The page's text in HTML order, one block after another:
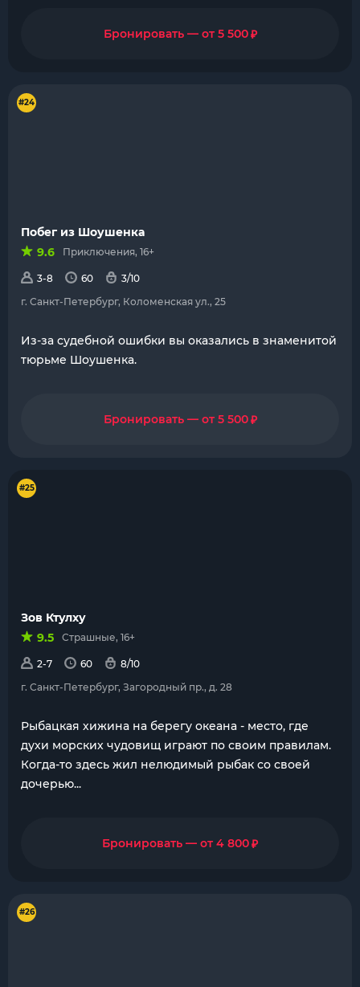
Бронировать — от 5 500₽
#24
Побег из Шоушенка
9.6
Приключения, 16+
3-8 60
3/10
г. Санкт-Петербург, Коломенская ул., 25
Из-за судебной ошибки вы оказались в знаменитой
тюрьме Шоушенка.
Бронировать — от 5 500₽
#25
Зов Ктулху
9.5
Страшные, 16+
2-7 60
8/10
г. Санкт-Петербург, Загородный пр., д. 28
Рыбацкая хижина на берегу океана - место, где
духи морских чудовищ играют по своим правилам.
Когда-то здесь жил нелюдимый рыбак со своей
дочерью...
Бронировать — от 4 800₽
#26